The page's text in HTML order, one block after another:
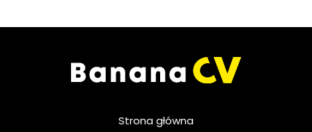
Strona główna